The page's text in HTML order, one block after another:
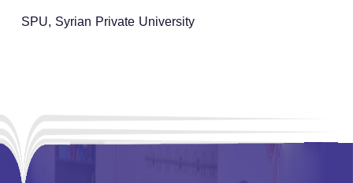
SPU, Syrian Private University